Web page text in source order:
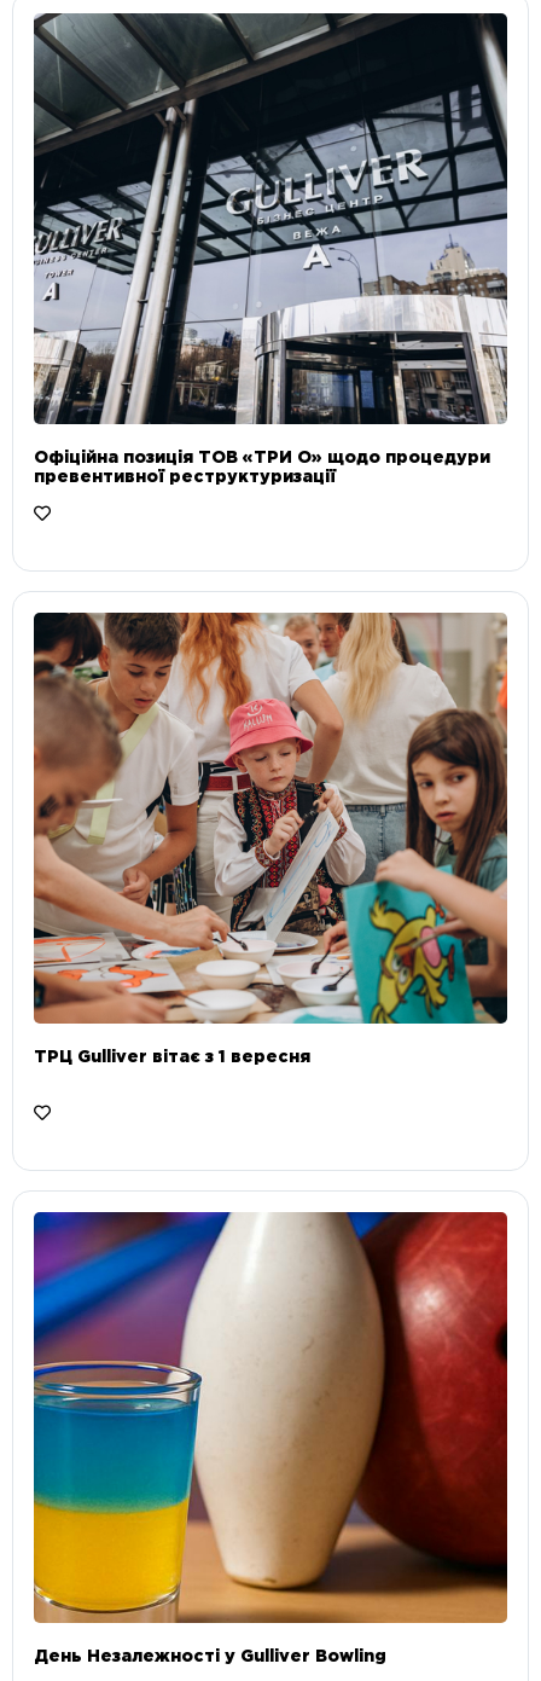
Офіційна позиція ТОВ «ТРИ О» щодо процедури
превентивної реструктуризації
ТРЦ Gulliver вітає з 1 вересня
День Незалежності у Gulliver Bowling